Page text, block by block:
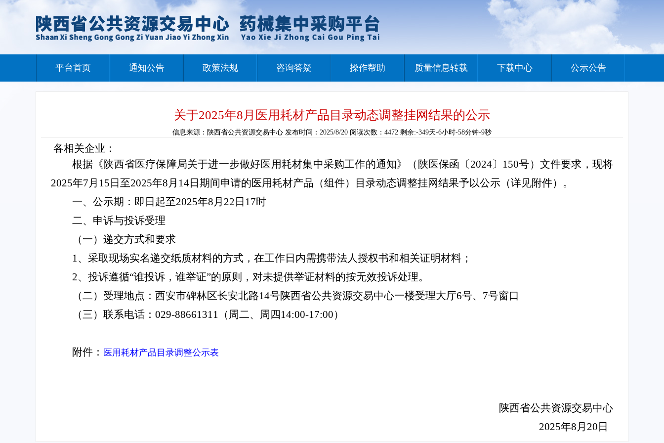
平台首页 通知公告 政策法规 咨询答疑 操作帮助 质量信息转载 下载中心 公示公告
关于2025年8月医用耗材产品目录动态调整挂网结果的公示
信息来源：陕西省公共资源交易中心 发布时间：2025/8/20 阅读次数：4472 剩余:-349天-6小时-58分钟-9秒
各相关企业：
根据《陕西省医疗保障局关于进一步做好医用耗材集中采购工作的通知》 （陕医保函〔2024〕 150号）文件要求，现将
2025年7月 15日至2025年8月14日期间申请的医用耗材产品（组件）目录动态调整挂网结果予以公示（详见附件）。
一、公示期：即日起至2025年8月22日17时
二、 申诉与投诉受理
（一）递交方式和要求
1、 采取现场实名递交纸质材料的方式，在工作日内需携带法人授权书和相关证明材料；
2、投诉遵循“谁投诉，谁举证”的原则，对未提供举证材料的按无效投诉处理。
（二） 受理地点：西安市碑林区长安北路14号陕西省公共资源交易中心一楼受理大厅6号、7号窗口
（三） 联系电话：029-88661311（周二、周四14:00-17:00）
附件： 医用耗材产品目录调整公示表
陕西省公共资源交易中心
2025年8月 20 日